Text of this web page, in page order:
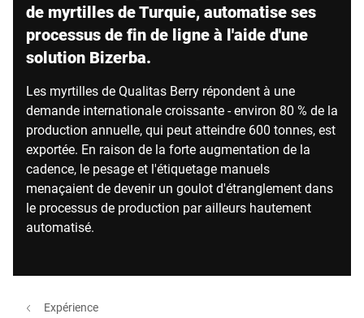
de myrtilles de Turquie, automatise ses
processus de fin de ligne à l'aide d'une
solution Bizerba.
Les myrtilles de Qualitas Berry répondent à une
demande internationale croissante - environ 80 % de la
production annuelle, qui peut atteindre 600 tonnes, est
exportée. En raison de la forte augmentation de la
cadence, le pesage et l'étiquetage manuels
menaçaient de devenir un goulot d'étranglement dans
le processus de production par ailleurs hautement
automatisé.
Expérience